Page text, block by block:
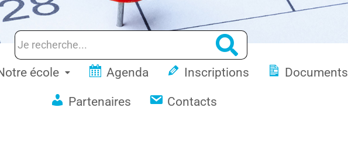
école Agenda Inscriptions Documents
Partenaires Contacts